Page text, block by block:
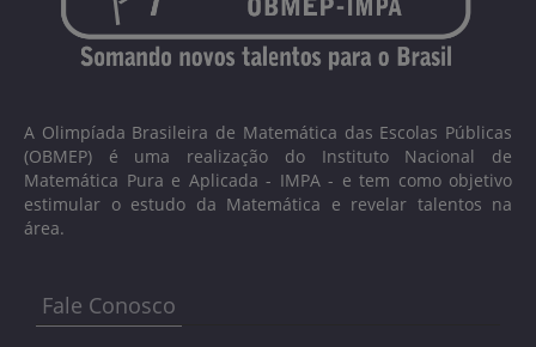
A Olimpíada Brasileira de Matemática das Escolas Públicas
(OBMEP) é uma realização do Instituto Nacional de
Matemática Pura e Aplicada - IMPA - e tem como objetivo
estimular o estudo da Matemática e revelar talentos na
área.
Fale Conosco